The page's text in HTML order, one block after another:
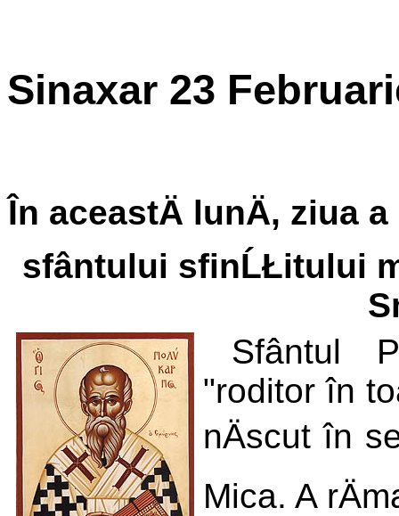
Sinaxar 23
În aceastÄ lunÄ, ziua
sfântului sfinĹŁitului
Sfântul
"roditor în
nÄscut în
Mica. A